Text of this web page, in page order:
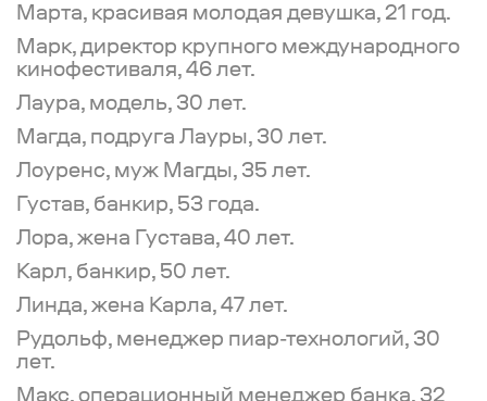
Марта, красивая молодая девушка, 21 год.
Марк, директор крупного международного
кинофестиваля, 46 лет.
Лаура, модель, 30 лет.
Магда, подруга Лауры, 30 лет.
Лоуренс, муж Магды, 35 лет.
Густав, банкир, 53 года.
Лора, жена Густава, 40 лет.
Карл, банкир, 50 лет.
Линда, жена Карла, 47 лет.
Рудольф, менеджер пиар-технологий, 30
лет.
Макс, операционный менеджер банка, 32